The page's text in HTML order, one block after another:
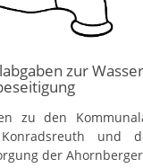
zur
zu den
und
der